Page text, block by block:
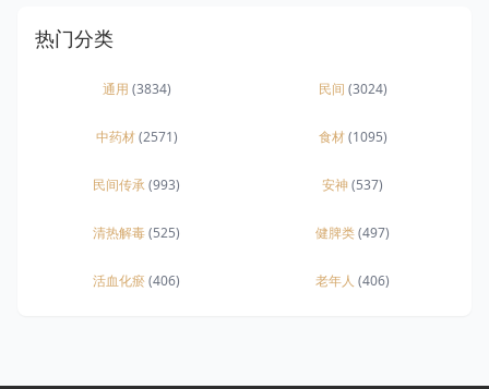
热门分类
通用 (3834) 民间 (3024)
中药材(2571) 食材(1095)
民间传承(993) 安神(537)
清热解毒(525) 健脾类(497)
活血化瘀(406) 老年人 (406)